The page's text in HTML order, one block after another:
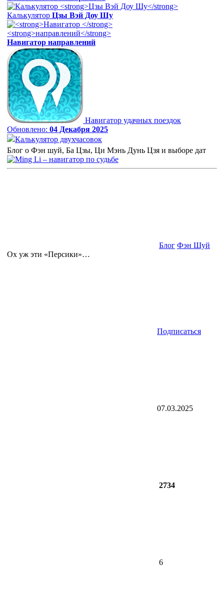
Калькулятор Цзы Вэй Доу Шу
Навигатор направлений
Навигатор удачных поездок
Обновлено: 04 Декабря 2025
Калькулятор двухчасовок
Блог о Фэн шуй, Ба Цзы, Ци Мэнь Дунь Цзя и выборе дат
Блог Фэн Шуй
Ох уж эти «Персики»…
Подписаться
07.03.2025
2734
6